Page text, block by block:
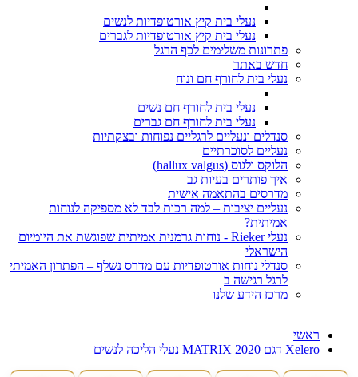
נעלי בית קיץ אורטופדיות לנשים
נעלי בית קיץ אורטופדיות לגברים
פתרונות משלימים לכף הרגל
חדש באתר
נעלי בית לחורף חם ונוח
נעלי בית לחורף חם נשים
נעלי בית לחורף חם גברים
סנדלים ונעליים לרגליים נפוחות ובצקתיות
נעליים לסוכרתיים
הלוקס ולגוס (hallux valgus)
איך פותרים בעיות גב
מדרסים בהתאמה אישית
נעליים יציבות – למה רכות לבד לא מספיקה לנוחות
אמיתית?
נעלי Rieker - נוחות גרמנית אמיתית שפוגשת את היומיום
הישראלי
סנדלי נוחות אורטופדיות עם מדרס נשלף – הפתרון האמיתי
לרגל רגישה ב
מרכז הידע שלנו
ראשי
Xelero דגם MATRIX 2020 נעלי הליכה לנשים